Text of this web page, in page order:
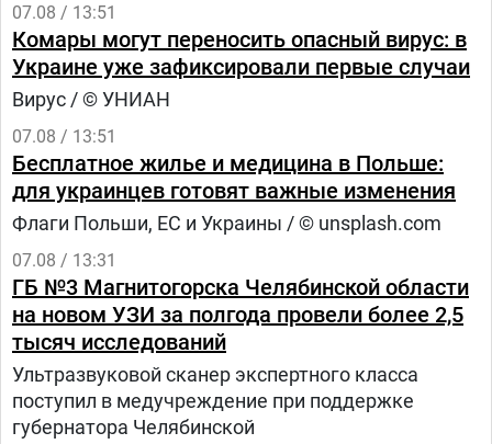
07.08 / 13:51
Комары могут переносить опасный вирус: в
Украине уже зафиксировали первые случаи
Вирус / © УНИАН
07.08 / 13:51
Бесплатное жилье и медицина в Польше:
для украинцев готовят важные изменения
Флаги Польши, ЕС и Украины / © unsplash.com
07.08 / 13:31
ГБ №3 Магнитогорска Челябинской области
на новом УЗИ за полгода провели более 2,5
тысяч исследований
Ультразвуковой сканер экспертного класса
поступил в медучреждение при поддержке
губернатора Челябинской